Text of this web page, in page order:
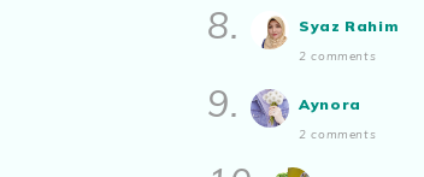
8. Syaz Rahim
2 comments
9. Aynora
2 comments